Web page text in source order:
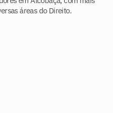
áreas do Direito.